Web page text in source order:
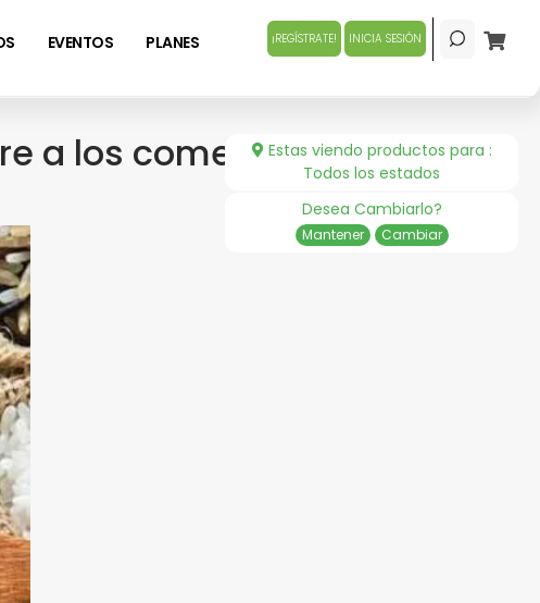
EVENTOS PLANES ¡REGÍSTRATE! INICIA SESIÓN
Estas viendo productos para :
Todos los estados
Desea Cambiarlo?
Mantener Cambiar
a los comensales